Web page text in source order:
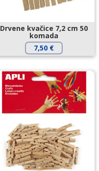
Drvene kvačice 7,2 cm 50
komada
7,50 €